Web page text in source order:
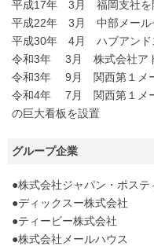
平成17年 3月 福岡支社を
平成22年 3月 中部メール
平成30年 4月 ハブアンド
令和3年 3月 株式会社アド
令和3年 9月 関西第１メー
令和4年 7月 関西第１メー
の巨大看板を設置
グループ企業
●株式会社ジャパン・ポステ
●ディックスー株式会社
●ティービー株式会社
●株式会社メールハウス